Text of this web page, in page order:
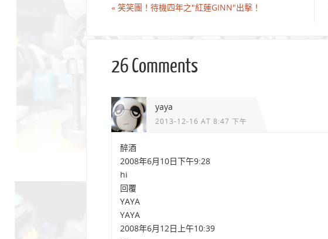
« 笑笑團！待機四年之"紅蓮GINN"出擊！
26 Comments
yaya
2013-12-16 AT 8:47 下午
醉酒
2008年6月10日下午9:28
hi
回覆
YAYA
YAYA
2008年6月12日上午10:39